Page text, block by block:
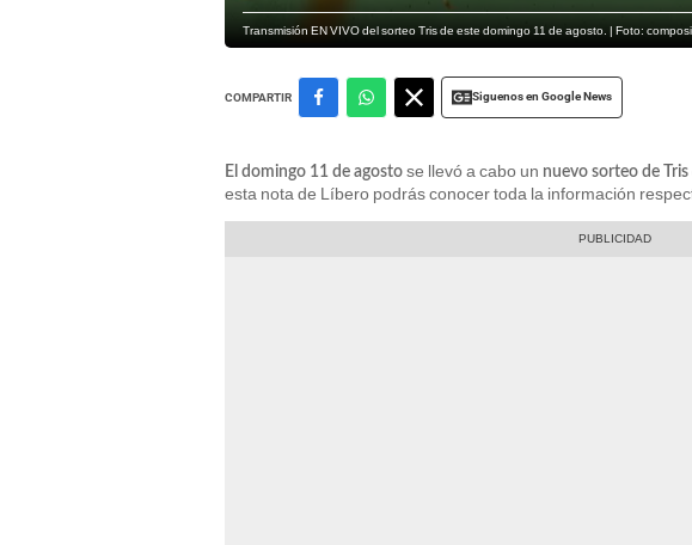
Transmisión EN VIVO del sorteo Tris de este domingo 11 de agosto. | Foto:
COMPARTIR Siguenos en Google News
El domingo 11 de agosto se llevó a cabo un nuevo sorteo de Tris
esta nota de Líbero podrás conocer toda la información